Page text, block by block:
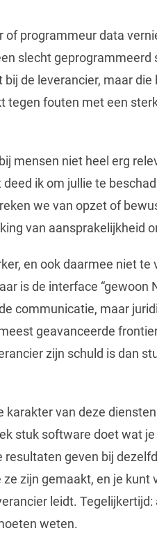
programmeur data
slecht geprogrammeerd
de leverancier, maar die
tegen fouten met een
mensen niet heel erg
ik om jullie te
we van opzet of
van aansprakelijkheid
en ook daarmee niet te
is de interface “gewoon
communicatie, maar
geavanceerde
zijn schuld is dan
karakter van deze
stuk software doet wat
resultaten geven bij
zijn gemaakt, en je kunt
leidt. Tegelijkertijd:
weten.